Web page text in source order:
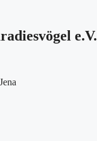
e.V.